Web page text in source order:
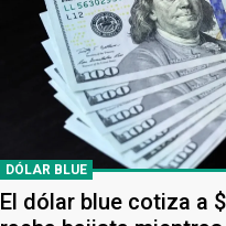
DÓLAR BLUE
El dólar blue cotiza a